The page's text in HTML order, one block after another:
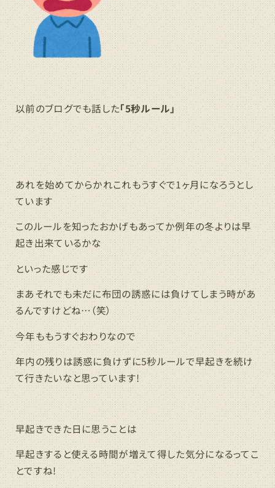
以前のブログでも話した「5秒ルール」
あれを始めてからかれこれもうすぐで1ヶ月になろうとし
ています
このルールを知ったおかげもあってか例年の冬よりは早
起き出来ているかな
といった感じです
まあそれでも未だに布団の誘惑には負けてしまう時があ
るんですけどね…（笑）
今年ももうすぐおわりなので
年内の残りは誘惑に負けずに5秒ルールで早起きを続け
て行きたいなと思っています!
早起きできた日に思うことは
早起きすると使える時間が増えて得した気分になるってこ
とですね!